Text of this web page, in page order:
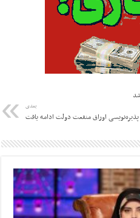
بعدی
پذیره‌نویسی اوراق منفعت دولت ادامه یافت